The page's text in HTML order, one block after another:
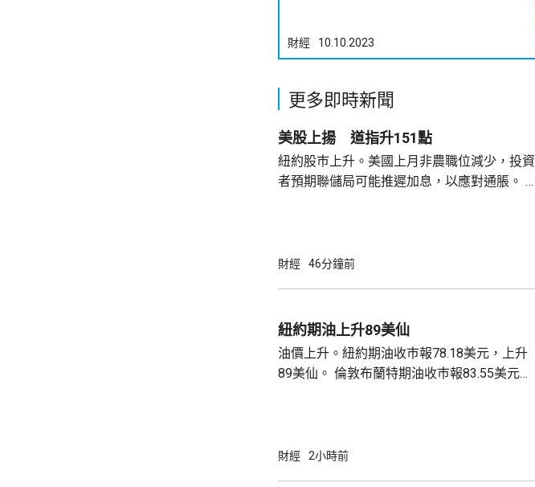
財經 10.10.2023
更多即時新聞
美股上揚 道指升151點
紐約股巿上升。美國上月非農職位減少，投資
者預期聯儲局可能推遲加息，以應對通脹。 道
上升47點。 總計整個星期，納指上升5.2%。
財經 46分鐘前
紐約期油上升89美仙
油價上升。紐約期油收巿報78.18美元，上升
89美仙。 倫敦布蘭特期油收巿報83.55美元，
財經 2小時前